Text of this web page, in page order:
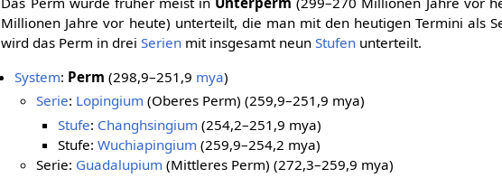
Millionen Jahre vor heute) unterteilt, die man mit den heutigen Termini als
wird das Perm in dreiSerien mit insgesamt neunStufen unterteilt.
System: Perm (298,9–251,9 mya)
Serie: Lopingium (Oberes Perm) (259,9–251,9 mya)
Stufe: Changhsingium (254,2–251,9 mya)
Stufe:Wuchiapingium (259,9–254,2 mya)
Serie: Guadalupium (Mittleres Perm) (272,3–259,9 mya)